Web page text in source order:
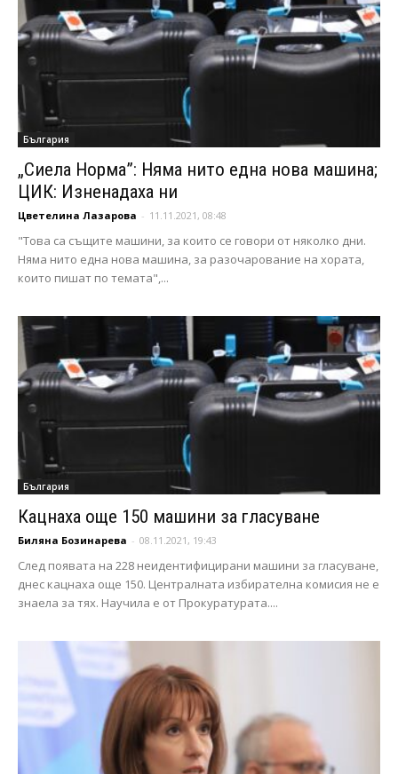
България
„Сиела Норма”: Няма нито една нова машина;
ЦИК: Изненадаха ни
Цветелина Лазарова - 11.11.2021, 08:48
"Това са същите машини, за които се говори от няколко дни.
Няма нито една нова машина, за разочарование на хората,
които пишат по темата",...
България
Кацнаха още 150 машини за гласуване
Биляна Бозинарева - 08.11.2021, 19:43
След появата на 228 неидентифицирани машини за гласуване,
днес кацнаха още 150. Централната избирателна комисия не е
знаела за тях. Научила е от Прокуратурата....